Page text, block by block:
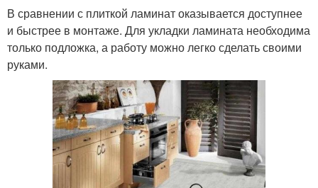
В сравнении с плиткой ламинат оказывается доступнее
и быстрее в монтаже. Для укладки ламината необходима
только подложка, а работу можно легко сделать своими
руками.